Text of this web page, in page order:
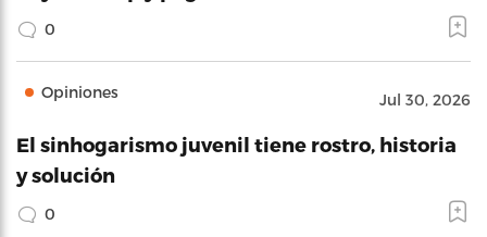
0
Opiniones Jul 30, 2026
El sinhogarismo juvenil tiene rostro, historia
y solución
0